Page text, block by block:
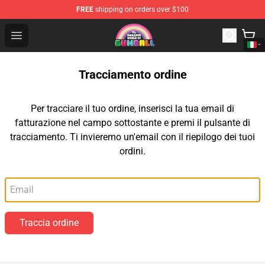
FREE shipping on orders over $100
Open menu
The Amazing World of Gumball Store - Official The
Tracciamento ordine
Per tracciare il tuo ordine, inserisci la tua email di
fatturazione nel campo sottostante e premi il pulsante di
tracciamento. Ti invieremo un'email con il riepilogo dei tuoi
ordini.
Traccia ordine